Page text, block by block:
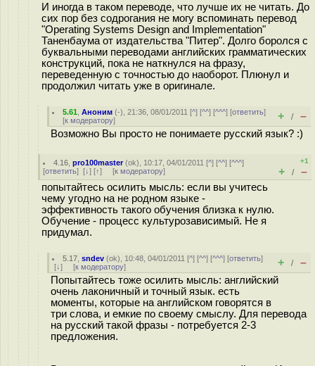
И иногда в таком переводе, что лучше их не читать. До
сих пор без содрогания не могу вспоминать перевод
"Operating Systems Design and Implementation"
Таненбаума от издательства "Питер". Долго боролся с
буквальными переводами английских грамматических
конструкций, пока не наткнулся на фразу,
переведенную с точностью до наоборот. Плюнул и
продолжил читать уже в оригинале.
5.61 ,Аноним (-), 21:36, 08/01/2011 [^] [^^] [^^^] [ответить]
[к модератору] + / –
Возможно Вы просто не понимаете русский язык? :)
4.16 ,pro100master(ok), 10:17, 04/01/2011 [^] [^^] [^^^]
[ответить] [↓] [↑] [к модератору]
+1
+ / –
попытайтесь осилить мысль: если вы учитесь
чему угодно на не родном языке -
эффективность такого обучения близка к нулю.
Обучение - процесс культурозависимый. Не я
придумал.
5.17 ,sndev (ok), 10:48, 04/01/2011 [^] [^^] [^^^] [ответить]
[↓] [к модератору] + / –
Попытайтесь тоже осилить мысль: английский
очень лаконичный и точный язык. есть
моменты, которые на английском говорятся в
три слова, и емкие по своему смыслу. Для перевода
на русский такой фразы - потребуется 2-3
предложения.